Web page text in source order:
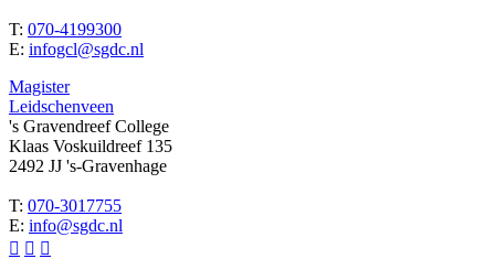
T: 070-4199300
E: infogcl@sgdc.nl
Magister
Leidschenveen
's Gravendreef College
Klaas Voskuildreef 135
2492 JJ 's-Gravenhage
T: 070-3017755
E: info@sgdc.nl
  